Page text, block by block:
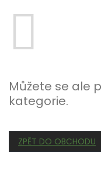
Můžete se ale
kategorie.
ZPĚT DO OBCHODU